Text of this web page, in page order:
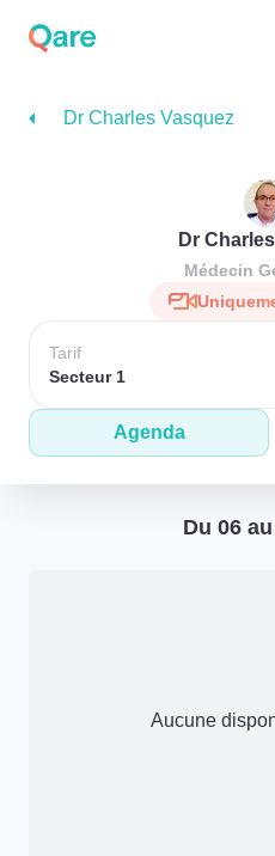
Dr Charles Vasquez
Dr
Médecin
Tarif
Secteur 1
Agenda
Du 06
Aucune